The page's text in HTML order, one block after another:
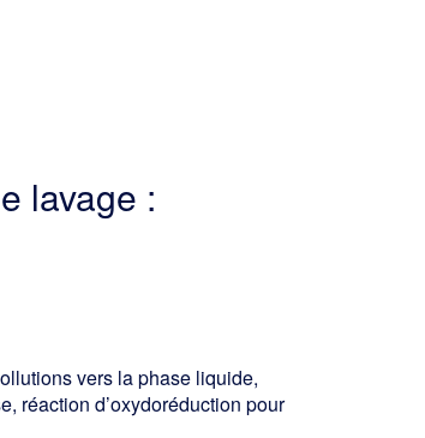
lavage :
vers la phase liquide,
réaction d’oxy­doréduction pour